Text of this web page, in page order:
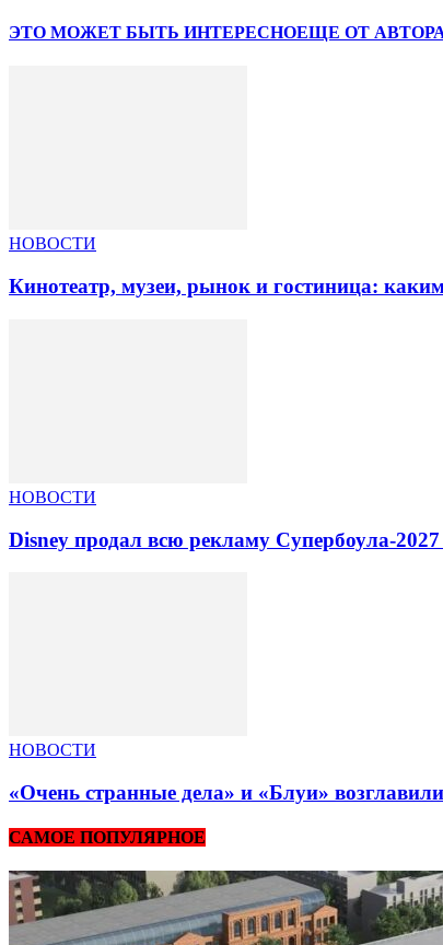
ЭТО МОЖЕТ БЫТЬ ИНТЕРЕСНОЕЩЕ ОТ
НОВОСТИ
Кинотеатр, музеи, рынок и гостиница:
НОВОСТИ
Disney продал всю рекламу Супербоула-
НОВОСТИ
«Очень странные дела» и «Блуи»
САМОЕ ПОПУЛЯРНОЕ